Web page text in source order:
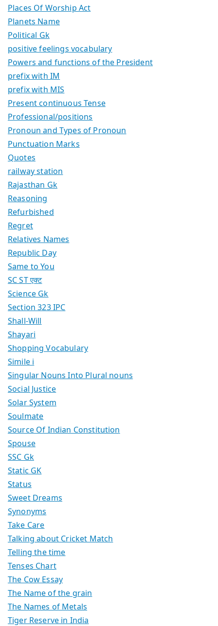
Places Of Worship Act
Planets Name
Political Gk
positive feelings vocabulary
Powers and functions of the President
prefix with IM
prefix with MIS
Present continuous Tense
Professional/positions
Pronoun and Types of Pronoun
Punctuation Marks
Quotes
railway station
Rajasthan Gk
Reasoning
Refurbished
Regret
Relatives Names
Republic Day
Same to You
SC ST एक्ट
Science Gk
Section 323 IPC
Shall-Will
Shayari
Shopping Vocabulary
Simile i
Singular Nouns Into Plural nouns
Social Justice
Solar System
Soulmate
Source Of Indian Constitution
Spouse
SSC Gk
Static GK
Status
Sweet Dreams
Synonyms
Take Care
Talking about Cricket Match
Telling the time
Tenses Chart
The Cow Essay
The Name of the grain
The Names of Metals
Tiger Reserve in India